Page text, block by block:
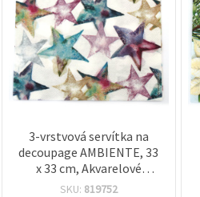
3-vrstvová servítka na
decoupage AMBIENTE, 33
x 33 cm, Akvarelové
hviezdy – 1 ks
SKU: 819752